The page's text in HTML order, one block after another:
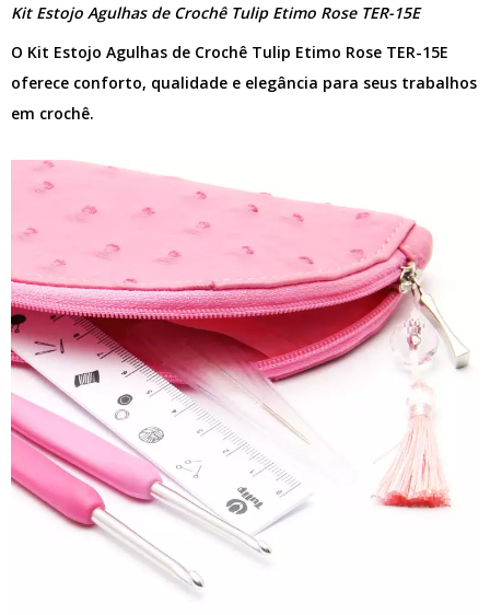
Kit Estojo Agulhas de Crochê Tulip Etimo Rose TER-15E
O Kit Estojo Agulhas de Crochê Tulip Etimo Rose TER-15E
oferece conforto, qualidade e elegância para seus trabalhos
em crochê.